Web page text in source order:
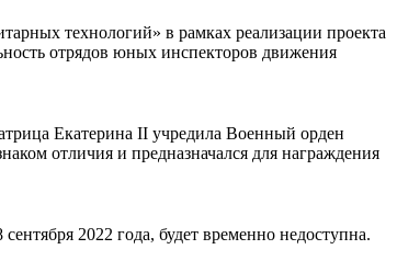
технологий» в рамках реализации проекта
отрядов юных инспекторов движения
Екатерина II учредила Военный орден
отличия и предназначался для награждения
2022 года, будет временно недоступна.